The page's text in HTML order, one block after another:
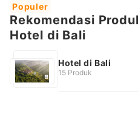
Populer
Rekomendasi
Hotel di Bali
Hotel di Bali
15 Produk